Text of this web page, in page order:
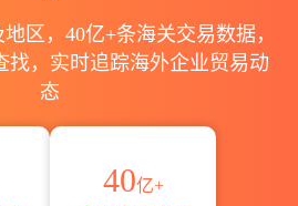
区，40亿+条海关交易数据，
找，实时追踪海外企业贸易动
态
40亿+